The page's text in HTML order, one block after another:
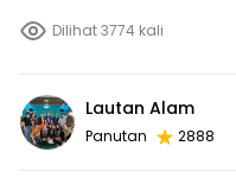
Dilihat 3774 kali
Lautan Alam
Panutan 2888